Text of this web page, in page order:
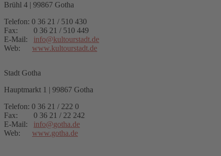
Brühl 4 | 99867 Gotha
Telefon: 0 36 21 / 510 430
Fax: 0 36 21 / 510 449
E-Mail: info@kultourstadt.de
Web: www.kultourstadt.de
Stadt Gotha
Hauptmarkt 1 | 99867 Gotha
Telefon: 0 36 21 / 222 0
Fax: 0 36 21 / 22 242
E-Mail: info@gotha.de
Web: www.gotha.de